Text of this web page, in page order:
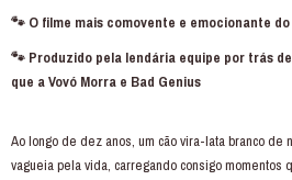
🐾 O filme mais comovente e emocionante
🐾 Produzido pela lendária equipe por trás
que a Vovó Morra e Bad Genius
Ao longo de dez anos, um cão vira-lata branco de
vagueia pela vida, carregando consigo momentos